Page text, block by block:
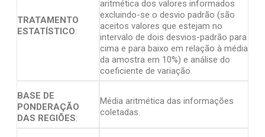
TRATAMENTO
ESTATÍSTICO:
aritmética dos valores informados
excluindo-se o desvio padrão (são
aceitos valores que estejam no
intervalo de dois desvios-padrão para
cima e para baixo em relação à média
da amostra em 10%) e análise do
coeficiente de variação.
BASE DE
PONDERAÇÃO
DAS REGIÕES:
Média aritmética das informações
coletadas.